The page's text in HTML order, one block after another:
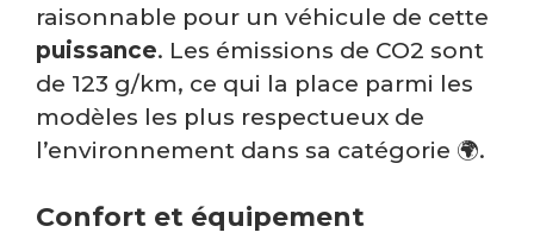
raisonnable pour un véhicule de cette
puissance. Les émissions de CO2 sont
de 123 g/km, ce qui la place parmi les
modèles les plus respectueux de
l’environnement dans sa catégorie 🌍.
Confort et équipement